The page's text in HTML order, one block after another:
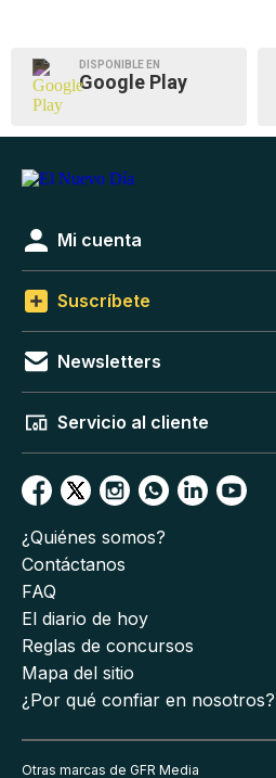
DISPONIBLE EN
Google Play
Mi cuenta
Suscríbete
Newsletters
Servicio al cliente
¿Quiénes somos?
Contáctanos
FAQ
El diario de hoy
Reglas de concursos
Mapa del sitio
¿Por qué confiar en nosotros?
Otras marcas de GFR Media